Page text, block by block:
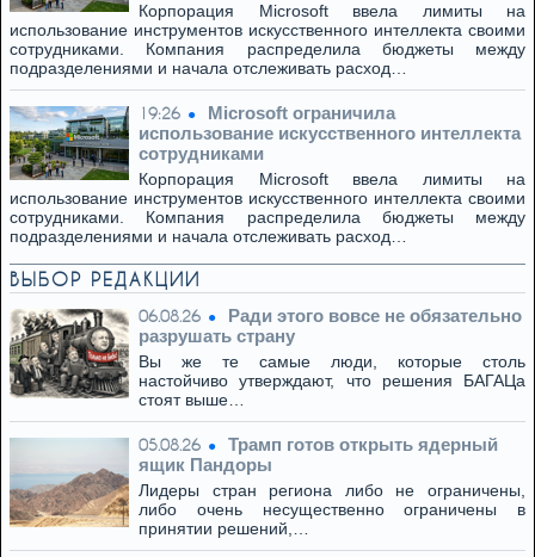
Корпорация Microsoft ввела лимиты на
использование инструментов искусственного интеллекта своими
сотрудниками. Компания распределила бюджеты между
подразделениями и начала отслеживать расход…
19:26
Microsoft ограничила
использование искусственного интеллекта
сотрудниками
Корпорация Microsoft ввела лимиты на
использование инструментов искусственного интеллекта своими
сотрудниками. Компания распределила бюджеты между
подразделениями и начала отслеживать расход…
ВЫБОР РЕДАКЦИИ
06.08.26
Ради этого вовсе не обязательно
разрушать страну
Вы же те самые люди, которые столь
настойчиво утверждают, что решения БАГАЦа
стоят выше…
05.08.26
Трамп готов открыть ядерный
ящик Пандоры
Лидеры стран региона либо не ограничены,
либо очень несущественно ограничены в
принятии решений,…